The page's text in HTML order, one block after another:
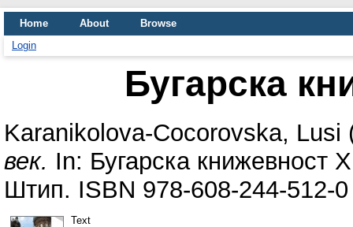
Home About
Browse
Login
Бугарска
Karanikolova-Cocorovska, Lusi
век. In: Бугарска книжевност
Штип. ISBN 978-608-244-512-0
Text